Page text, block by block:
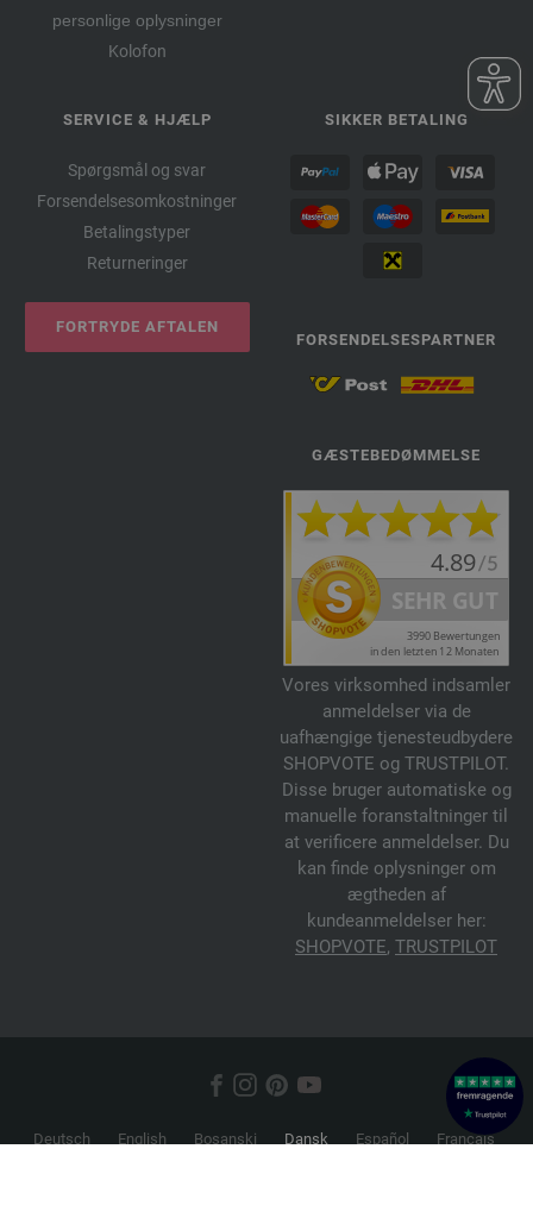
personlige oplysninger
Kolofon
SERVICE & HJÆLP
Spørgsmål og svar
Forsendelsesomkostninger
Betalingstyper
Returneringer
FORTRYDE AFTALEN
SIKKER BETALING
FORSENDELSESPARTNER
GÆSTEBEDØMMELSE
Vores virksomhed indsamler
anmeldelser via de
uafhængige tjenesteudbydere
SHOPVOTE og TRUSTPILOT.
Disse bruger automatiske og
manuelle foranstaltninger til
at verificere anmeldelser. Du
kan finde oplysninger om
ægtheden af
kundeanmeldelser her:
SHOPVOTE, TRUSTPILOT
Deutsch English Bosanski Dansk Español
Français